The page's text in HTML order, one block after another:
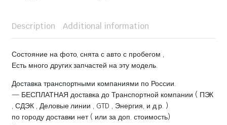
Description Additional information
Состояние на фото, снята с авто с пробегом ,
Есть много других запчастей на эту модель.
Доставка транспортными компаниями по России.
— БЕСПЛАТНАЯ доставка до Транспортной компании ( ПЭК
, СДЭК , Деловые линии , GTD , Энергия, и д.р. )
по городу доставки нет ( или за доп. стоимость)